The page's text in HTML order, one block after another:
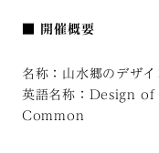
開催概要
名称：山水郷のデザ
英語名称：Design
Common